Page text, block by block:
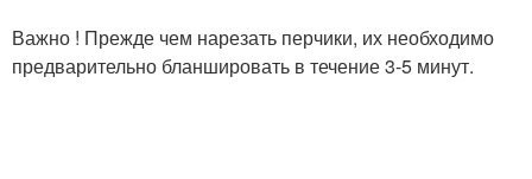
Важно ! Прежде чем нарезать перчики, их необходимо
предварительно бланшировать в течение 3-5 минут.